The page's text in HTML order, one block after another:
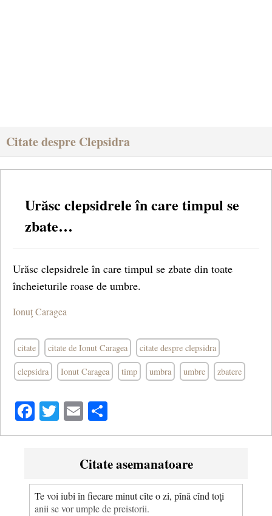
Citate despre Clepsidra
Urăsc clepsidrele în care timpul se
zbate…
Urăsc clepsidrele în care timpul se zbate din toate
încheieturile roase de umbre.
Ionuţ Caragea
citate citate de Ionut Caragea citate despre clepsidra
clepsidra Ionut Caragea timp umbra umbre zbatere
Facebook
Twitter
Email
Citate asemanatoare
Te voi iubi în fiecare minut cîte o zi, pînă cînd toţi
anii se vor umple de preistorii.